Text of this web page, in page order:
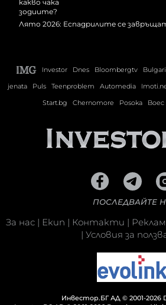
Лято 2026: Еспадрилите се
Investor Dnes Bloombergtv
jenata
Puls Teenproblem Automedia
Start.bg
Chernomore Posoka Boec
ПОСЛЕДВАЙТЕ
За нас | Екип | Контакти |
| Условия за
Инвестор.БГ АД © 2001-2026